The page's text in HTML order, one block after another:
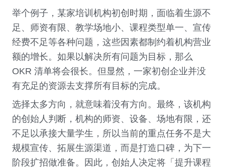
举个例子，某家培训机构初创时期，面临着生源不
足、师资有限、教学场地小、课程类型单一、宣传
经费不足等各种问题，这些因素都制约着机构营业
额的增长。如果以解决所有问题为目标，那么
OKR 清单将会很长。但显然，一家初创企业并没
有充足的资源去支撑所有目标的完成。
选择太多方向，就意味着没有方向。最终，该机构
的创始人判断，机构的师资、设备、场地有限，还
不足以承接大量学生，所以当前的重点任务不是大
规模宣传、拓展生源渠道，而是打造口碑，为下一
阶段扩招做准备。因此，创始人决定将「提升课程